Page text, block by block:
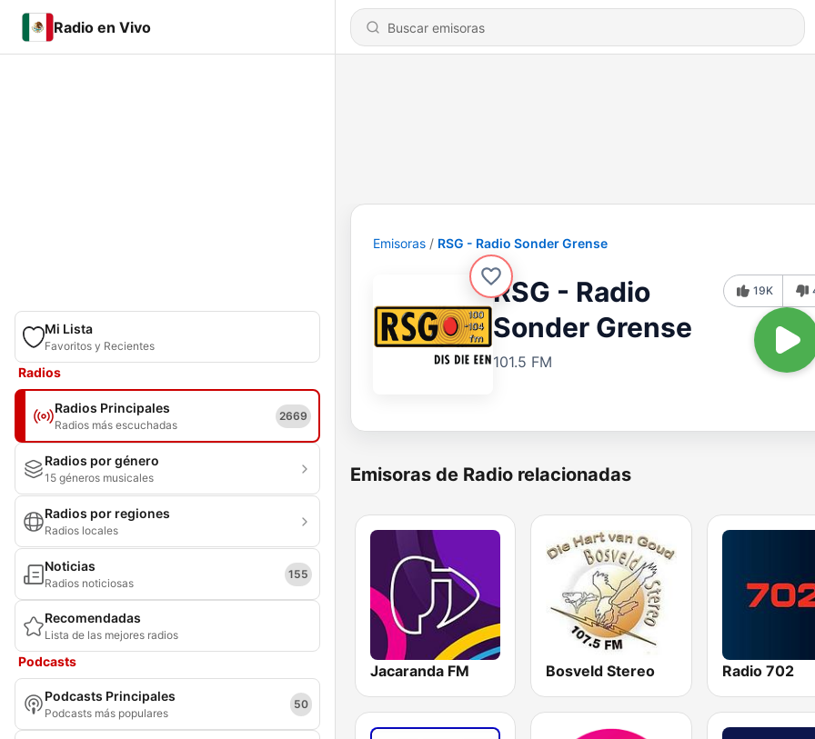
Radio en Vivo
Mi Lista
Favoritos y Recientes
Radios
Radios Principales
Radios más escuchadas
2669
Radios por género
15 géneros musicales
Radios por regiones
Radios locales
Noticias
Radios noticiosas
155
Recomendadas
Lista de las mejores radios
Podcasts
Podcasts Principales
Podcasts más populares
50
Emisoras RSG - Radio Sonder Grense
RSG - Radio
Sonder Grense
101.5 FM
19K
Emisoras de Radio relacionadas
Jacaranda FM Bosveld Stereo Radio 702